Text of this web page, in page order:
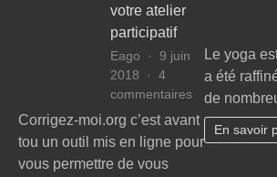
votre atelier
participatif
Eago
9 juin
2018
4
commentairessur
Un
éducatif,
Corrigez-moi.org c’est avant
tou un outil mis en ligne pour
vous permettre de vous
Le yoga
a été
de
En savoir